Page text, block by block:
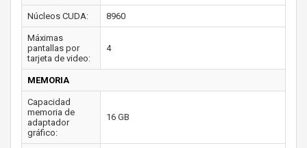
Núcleos CUDA: 8960
Máximas
pantallas por
tarjeta de video:
4
MEMORIA
Capacidad
memoria de
adaptador
gráfico:
16 GB